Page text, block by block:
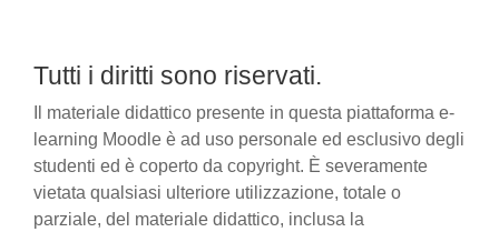
Tutti i diritti sono riservati.
Il materiale didattico presente in questa piattaforma e-
learning Moodle è ad uso personale ed esclusivo degli
studenti ed è coperto da copyright. È severamente
vietata qualsiasi ulteriore utilizzazione, totale o
parziale, del materiale didattico, inclusa la